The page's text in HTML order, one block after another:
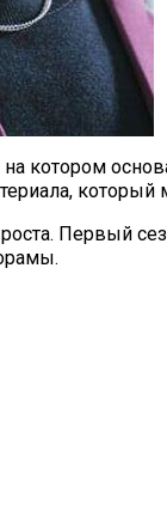
котором
Первый